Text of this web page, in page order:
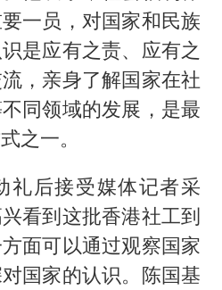
一员，对国家和民族
是应有之责、应有之
，亲身了解国家在社
同领域的发展，是最
之一。
礼后接受媒体记者采
看到这批香港社工到
面可以通过观察国家
国家的认识。陈国基